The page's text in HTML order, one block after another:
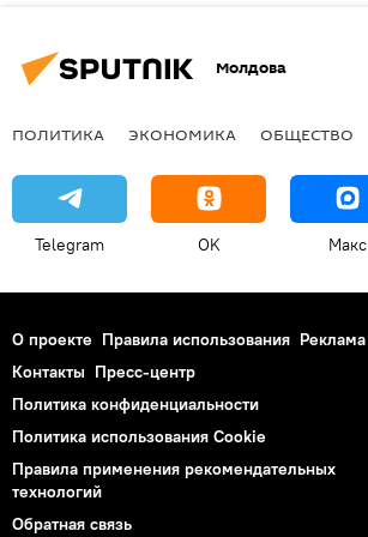
Молдова
ПОЛИТИКА ЭКОНОМИКА ОБЩЕСТВО
Telegram OK Макс
О проекте Правила использования Реклама
Контакты Пресс-центр
Политика конфиденциальности
Политика использования Cookie
Правила применения рекомендательных
технологий
Обратная связь